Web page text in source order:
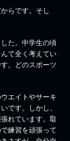
らです。そし
た。中学生の頃
て全く考えてい
。どのスポーツ
エイトやサーキ
です。しかし、
れています。取
練習を頑張って